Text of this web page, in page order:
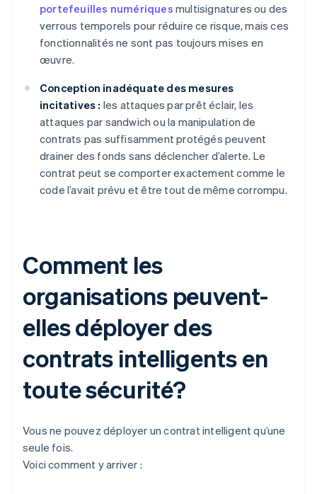
portefeuilles numériques multisignatures ou des
verrous temporels pour réduire ce risque, mais ces
fonctionnalités ne sont pas toujours mises en
œuvre.
Conception inadéquate des mesures
incitatives : les attaques par prêt éclair, les
attaques par sandwich ou la manipulation de
contrats pas suffisamment protégés peuvent
drainer des fonds sans déclencher d’alerte. Le
contrat peut se comporter exactement comme le
code l’avait prévu et être tout de même corrompu.
Comment les
organisations peuvent-
elles déployer des
contrats intelligents en
toute sécurité?
Vous ne pouvez déployer un contrat intelligent qu’une
seule fois.
Voici comment y arriver :